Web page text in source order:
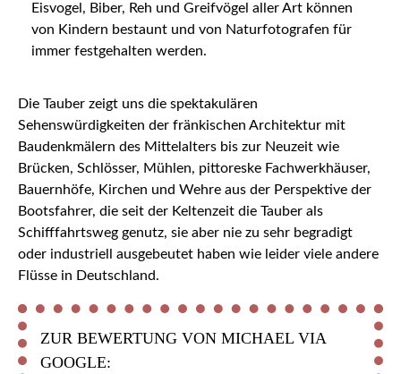
Eisvogel, Biber, Reh und Greifvögel aller Art können
von Kindern bestaunt und von Naturfotografen für
immer festgehalten werden.
Die Tauber zeigt uns die spektakulären
Sehenswürdigkeiten der fränkischen Architektur mit
Baudenkmälern des Mittelalters bis zur Neuzeit wie
Brücken, Schlösser, Mühlen, pittoreske Fachwerkhäuser,
Bauernhöfe, Kirchen und Wehre aus der Perspektive der
Bootsfahrer, die seit der Keltenzeit die Tauber als
Schifffahrtsweg genutz, sie aber nie zu sehr begradigt
oder industriell ausgebeutet haben wie leider viele andere
Flüsse in Deutschland.
ZUR BEWERTUNG VON MICHAEL VIA
GOOGLE: